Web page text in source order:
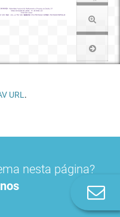
URL .
nesta página?